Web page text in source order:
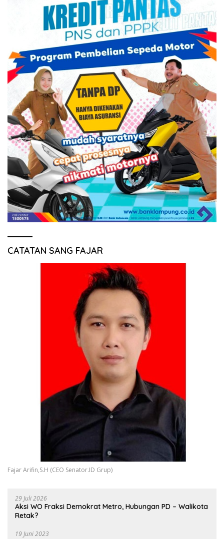
CATATAN SANG FAJAR
Fajar Arifin,S.H (CEO Senator.ID Grup)
29 Juli 2026
Aksi WO Fraksi Demokrat Metro, Hubungan PD – Walikota
Retak?
19 Juni 2023